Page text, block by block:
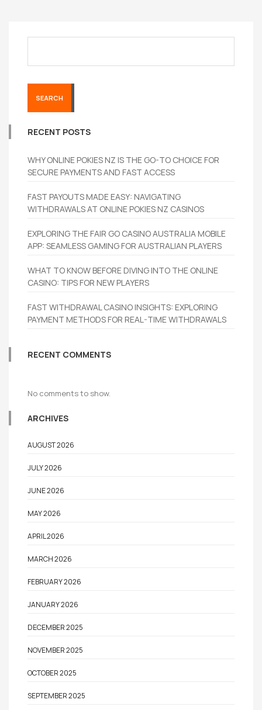
SEARCH
RECENT POSTS
WHY ONLINE POKIES NZ IS THE GO-TO CHOICE FOR
SECURE PAYMENTS AND FAST ACCESS
FAST PAYOUTS MADE EASY: NAVIGATING
WITHDRAWALS AT ONLINE POKIES NZ CASINOS
EXPLORING THE FAIR GO CASINO AUSTRALIA MOBILE
APP: SEAMLESS GAMING FOR AUSTRALIAN PLAYERS
WHAT TO KNOW BEFORE DIVING INTO THE ONLINE
CASINO: TIPS FOR NEW PLAYERS
FAST WITHDRAWAL CASINO INSIGHTS: EXPLORING
PAYMENT METHODS FOR REAL-TIME WITHDRAWALS
RECENT COMMENTS
No comments to show.
ARCHIVES
AUGUST 2026
JULY 2026
JUNE 2026
MAY 2026
APRIL 2026
MARCH 2026
FEBRUARY 2026
JANUARY 2026
DECEMBER 2025
NOVEMBER 2025
OCTOBER 2025
SEPTEMBER 2025